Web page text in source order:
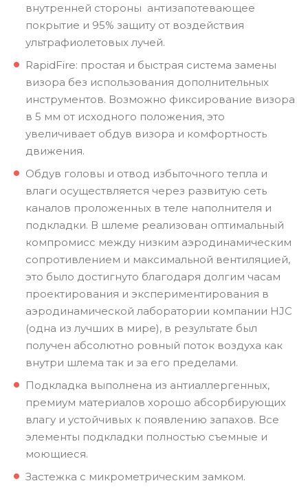
внутренней стороны антизапотевающее
покрытие и 95% защиту от воздействия
ультрафиолетовых лучей.
RapidFire: простая и быстрая система замены
визора без использования дополнительных
инструментов. Возможно фиксирование визора
в 5 мм от исходного положения, это
увеличивает обдув визора и комфортность
движения.
Обдув головы и отвод избыточного тепла и
влаги осуществляется через развитую сеть
каналов проложенных в теле наполнителя и
подкладки. В шлеме реализован оптимальный
компромисс между низким аэродинамическим
сопротивлением и максимальной вентиляцией,
это было достигнуто благодаря долгим часам
проектирования и экспериментирования в
аэродинамической лаборатории компании HJC
(одна из лучших в мире), в результате был
получен абсолютно ровный поток воздуха как
внутри шлема так и за его пределами.
Подкладка выполнена из антиаллергенных,
премиум материалов хорошо абсорбирующих
влагу и устойчивых к появлению запахов. Все
элементы подкладки полностью съемные и
моющиеся.
Застежка с микрометрическим замком.